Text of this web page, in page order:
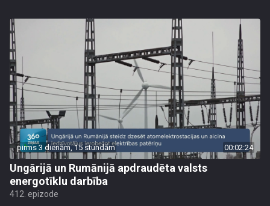
pirms 3 dienām, 15 stundām 00:02:24
Ungārijā un Rumānijā apdraudēta valsts
energotīklu darbība
412. epizode